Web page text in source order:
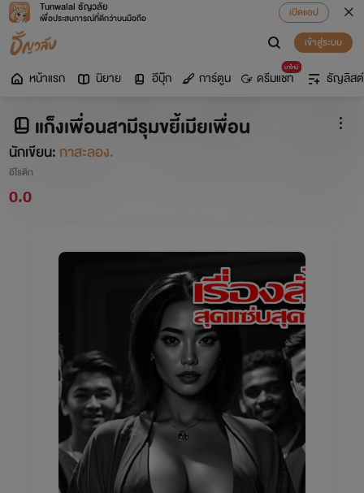
Tunwalai ธัญวลัย
เพื่อประสบการณ์ที่ดีกว่าบนมือถือ
เปิดแอป
เข้าสู่ระบบ
หน้าแรก นิยาย อีบุ๊ก การ์ตูน
มาใหม่
ดรีมแชท ธัญลิสต์
แก็งเพื่อนสามีรุมขยี้เมียเพื่อน
นักเขียน:กาสะลอง.
อีโรติก
0.0